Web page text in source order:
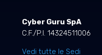
Cyber Guru SpA
C.F./P.I. 14324511006
Vedi tutte le Sedi